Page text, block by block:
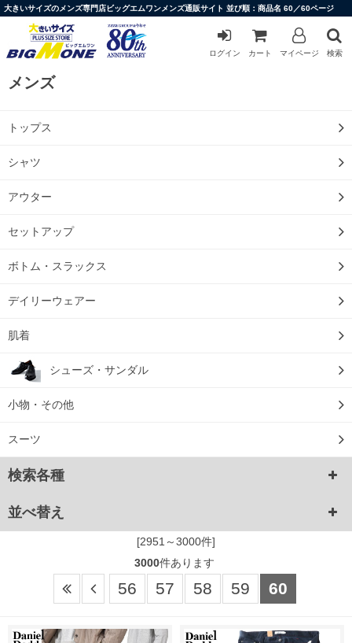
大きいサイズのメンズ専門店ビッグエムワンメンズ通販サイト 並び順：商品名 60／60ページ
ログイン カート マイページ 検索
メンズ
トップス
シャツ
アウター
セットアップ
ボトム・スラックス
デイリーウェアー
肌着
シューズ・サンダル
小物・その他
スーツ
検索各種
並べ替え
[2951～3000件]
3000件あります
56 57 58 59 60